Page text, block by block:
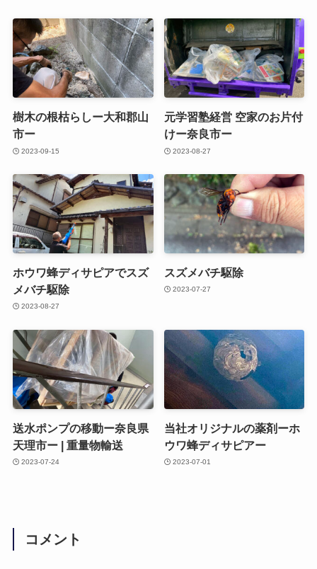
樹木の根枯らしー大和郡山
市ー
2023-09-15
元学習塾経営 空家のお片付
けー奈良市ー
2023-08-27
ホウワ蜂ディサピアでスズ
メバチ駆除
2023-08-27
スズメバチ駆除
2023-07-27
送水ポンプの移動ー奈良県
天理市ー | 重量物輸送
2023-07-24
当社オリジナルの薬剤ーホ
ウワ蜂ディサピアー
2023-07-01
コメント